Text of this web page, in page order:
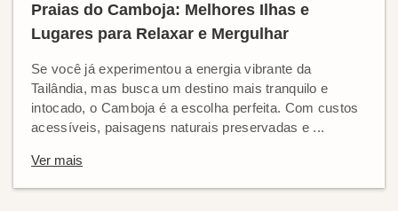
Praias do Camboja: Melhores Ilhas e
Lugares para Relaxar e Mergulhar
Se você já experimentou a energia vibrante da
Tailândia, mas busca um destino mais tranquilo e
intocado, o Camboja é a escolha perfeita. Com custos
acessíveis, paisagens naturais preservadas e ...
Ver mais